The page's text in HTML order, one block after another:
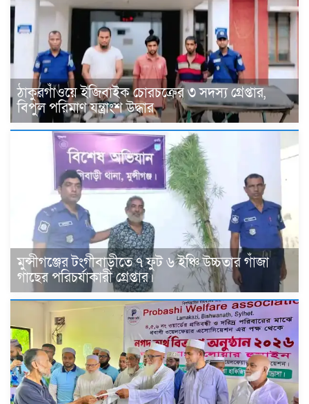
ঠাকুরগাঁওয়ে ইজিবাইক চোরচক্রের ৩ সদস্য গ্রেপ্তার,
বিপুল পরিমাণ যন্ত্রাংশ উদ্ধার ‎
মুন্সীগঞ্জের টংগীবাড়ীতে ৭ ফুট ৬ ইঞ্চি উচ্চতার গাঁজা
গাছের পরিচর্যাকারী গ্রেপ্তার।